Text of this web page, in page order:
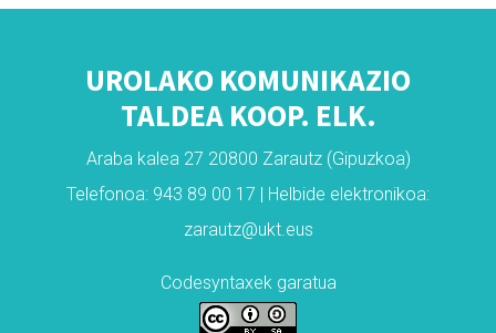
UROLAKO KOMUNIKAZIO
TALDEA KOOP. ELK.
Araba kalea 27 20800 Zarautz (Gipuzkoa)
Telefonoa: 943 89 00 17 | Helbide elektronikoa:
zarautz@ukt.eus
Codesyntaxek garatua